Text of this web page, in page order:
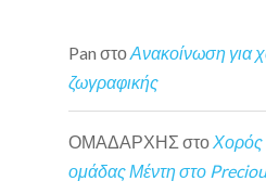
Pan στοΑνακοίνωση για
ζωγραφικής
ΟΜΑΔΑΡΧΗΣ στο Χορός
ομάδας Μέντη στο